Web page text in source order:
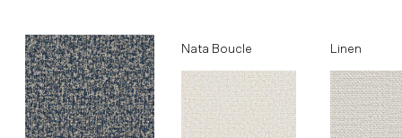
Ocean Nata Boucle Linen